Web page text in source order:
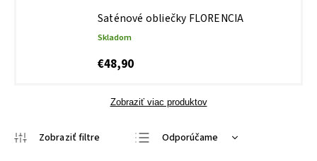
Saténové obliečky FLORENCIA
Skladom
€48,90
Zobraziť viac produktov
Odporúčame